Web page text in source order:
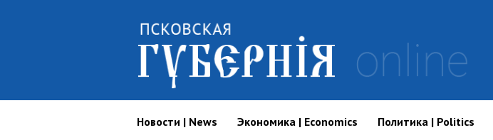
Новости | News Экономика | Economics Политика | Politics